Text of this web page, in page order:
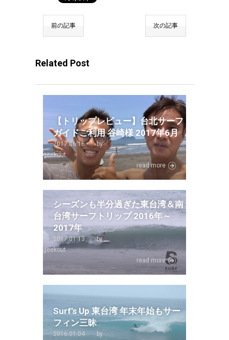
前の記事 次の記事
Related Post
【トリップレビュー】台北サーフ
ガイドご利用 谷崎様 2017年6月
2017.06.16
by
geekout
read more
シーズンも半分過ぎた東台湾＆南
台湾サーフトリップ 2016年～
2017年
2017.01.13
by
geekout
read more
Surf’s Up 東台湾 年末年始もサー
フィン三昧
2016.01.04
by